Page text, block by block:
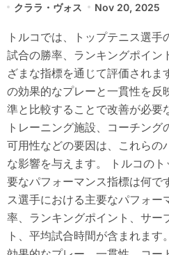
クララ・ヴォス Nov 20, 2025
トルコでは、トップテニス選手のパフォーマンス指標は、
試合の勝率、ランキングポイン
ざまな指標を通じて評価されま
の効果的なプレーと一貫性を反
準と比較することで改善が必要
トレーニング施設、コーチン
可用性などの要因は、これらの
な影響を与えます。 トルコの
要なパフォーマンス指標は何で
ス選手における主要なパフォー
率、ランキングポイント、サー
ト、平均試合時間が含まれま